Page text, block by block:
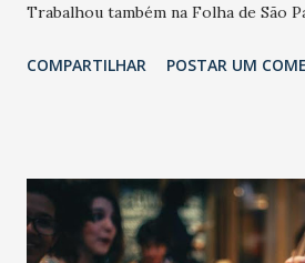
Trabalhou também na Folha de São
COMPARTILHAR POSTAR UM